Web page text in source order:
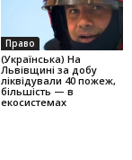
Право
(Українська) На
Львівщині за добу
ліквідували 40 пожеж,
більшість — в
екосистемах